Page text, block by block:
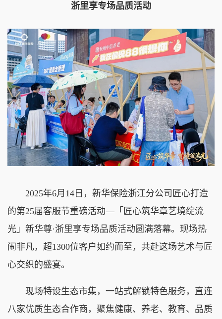
浙里享专场品质活动
2025年6月14日，新华保险浙江分公司匠心打造
的第25届客服节重磅活动—「匠心筑华章艺境绽流
光」新华尊·浙里享专场品质活动圆满落幕。现场热
闹非凡，超1300位客户如约而至，共赴这场艺术与匠
心交织的盛宴。
现场特设生态市集， 一站式解锁特色服务， 直连
八家优质生态合作商， 聚焦健康、养老、教育、品质